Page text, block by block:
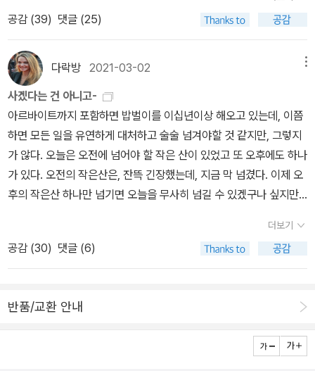
했다.이 책은 전쟁의 참상에 대해 이야기 한다. 이는 장소와 다리로 연
결되는 듯 하다. 피터와 볼라는 지속적으로 자신이 있어야 하는 장소
에 대해서 고민한다. 있어야 하는, 있고 싶은 곳에 있는 게 평화일까?
그리고 그런 장소들을 파괴하는 대참사가 바로 전쟁이다. 그런 전쟁
을 즐기는 인물로 묘사되는 아빠는 실제로 피터에게서 위안이 되는
모든 장소를 빼앗는다. 심지어 Pax의 세계에도 이런 문제를 만들어
낸다. 아빠는 의도적으로 Pax를 그 곳에 풀었던 걸까?그렇다고 볼
수 밖에 없지만.장소가 주는 의미에 대해서 생각해본다. 우리 모두 적
절한 장소가 있어야 한다.막연히 집이 아니라 있어도 되는 곳. 그런 곳
이 필요하다.그래서 다리를 다치는 Peter, 다리를 잃은 Vola와 Rent
다리를 다쳐서 큰 문제가 되었음에도 굳건히 자신의 목표를 이루고자
이 질문을 던지고 있는 Vola.다리를 잃었음에도 개의치 않고 좌절하
지 않고 여전히 밝은 Rent. 나는 어떤 유형인가?내가 예전의 어떤 과
거를 가졌든 모든 걸 태우고 다시 태어나는 피닉스처럼, 우리는 매 순
로 읽는다면 나는 이제 종이책을 쌓아두지 않을 수 있겠군. 공간도 모
자란데 너무 좋은 방법이다!그러나 이것은 대단한 착각이라는 것이
얼마되지 않아 드러났는데, 그러니까 전자책을 읽게된 나는 전자책도
사두고 안읽고 있는 것이며, 종이책 구매는 그전과 달라진 바가 없는
것이다. 이제 집 책장에도 그리고 크레마에도 안읽은 책들이 쌓여있
다. 도서관이라는 곳을 알고 다니기 시작하면서, 바로 이거다, 답을 찾
았어! 하고 흥분하였다. 도서관에 가는 발걸음은 가벼웠고 도서관에
도착해 거기 가득한 책들을 보면 어찌나 행복하던지. 사람 성향은 어
디 가는게 아니라서, 한 권만 빌려가지고 와야지, 하고 도착하면 어김
없이 나올 때는 내 손에 다섯권씩 들려 있었다. 그래, 읽고 싶은 책을
도서관에 신청하고 또 도서관에서 빌려 읽으니, 이제 더이상 책을 사
서 안읽고 쌓아두는 일은 없겠지? 하였지만, 아아, 빌려 읽는건 빌려
읽는대로 대출기간 되도록 읽지 못하고, 그러면서도 어김없이 갈 때
여전히 안읽고 쌓아두는 사람이 된 것이다.이것만으로도 이미 미련의
여러분? 비극이 더 일어날 수 있을까요?있다.미래는 예측불허 그리
하여 생은 의미를 갖는 것.그러니까 나는, 원서를 완독하였고(한 권
공감 (39) 댓글 (25)
다락방 2021-03-02
사겠다는 건 아니고-
아르바이트까지 포함하면 밥벌이를 이십년이상 해오고 있는데, 이쯤
하면 모든 일을 유연하게 대처하고 술술 넘겨야할 것 같지만, 그렇지
가 않다. 오늘은 오전에 넘어야 할 작은 산이 있었고 또 오후에도 하나
가 있다. 오전의 작은산은, 잔뜩 긴장했는데, 지금 막 넘겼다. 이제 오
후의 작은산 하나만 넘기면 오늘을 무사히 넘길 수 있겠구나 싶지만,
오늘 두 개의 산도 내게 생길줄 몰랐던 것들이다. 게다가 회사에서 새
로운 일들을 시도하고 있는 바람에 내가 예상하지 못했던 산, 거기 있
는줄 몰랐던 큰 산들이 자꾸 있어서 나로 하여금 넘어가게 한다. 힘들
없는 것 같다. 예전에는 종이신문 펼쳐가며 혹은 주간지를 훑어보면
에는 종이 신문이 눈앞에 있어도 펼쳐보지 않는다. 매일 알라딘에 들
더보기
공감 (30) 댓글 (6)
반품/교환 안내